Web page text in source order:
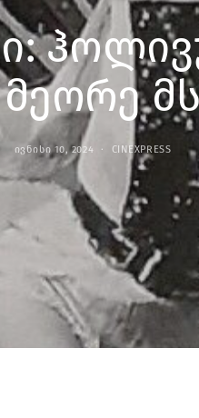
ᲘᲕᲜᲘᲡᲘ 10, 2024 CINEXPRESS